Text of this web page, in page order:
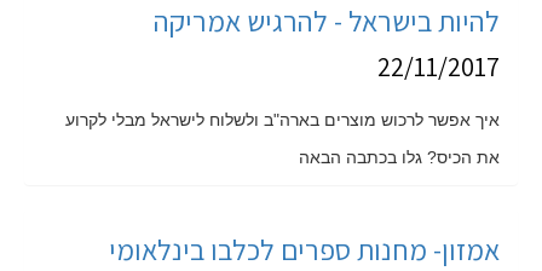
להיות בישראל - להרגיש אמריקה
22/11/2017
איך אפשר לרכוש מוצרים בארה"ב ולשלוח לישראל מבלי לקרוע
את הכיס? גלו בכתבה הבאה
אמזון- מחנות ספרים לכלבו בינלאומי